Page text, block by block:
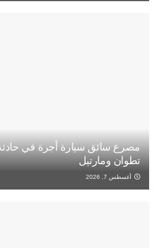
مصرع سائق سيارة أجرة في
تطوان ومارتيل
أغسطس 7, 2026